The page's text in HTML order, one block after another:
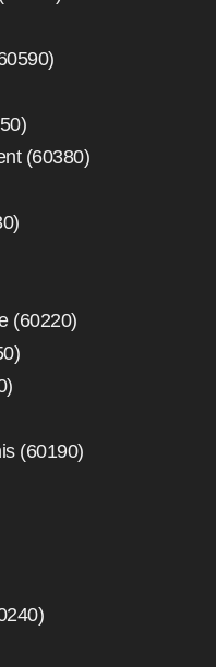
(60380)
(60220)
(60190)